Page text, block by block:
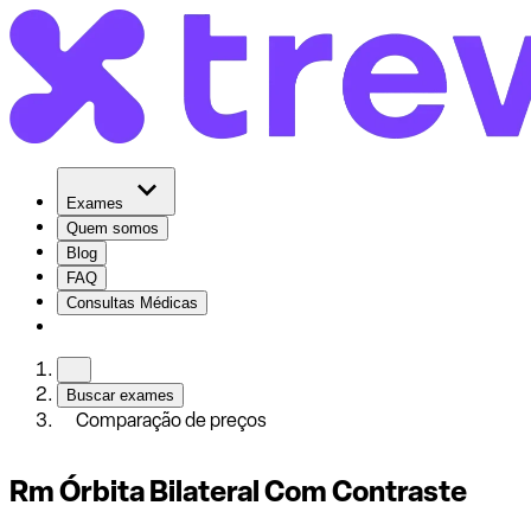
Exames
Quem somos
Blog
FAQ
Consultas Médicas
Buscar exames
Comparação de preços
Rm Órbita Bilateral Com Contraste